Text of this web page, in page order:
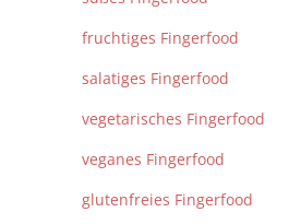
fruchtiges Fingerfood
salatiges Fingerfood
vegetarisches Fingerfood
veganes Fingerfood
glutenfreies Fingerfood